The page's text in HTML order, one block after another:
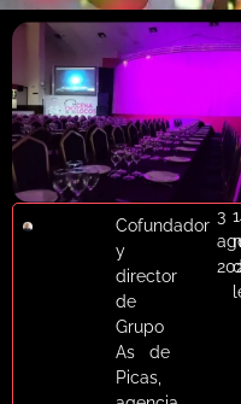
Cofundador
y
director
de
Grupo
As de
Picas,
3